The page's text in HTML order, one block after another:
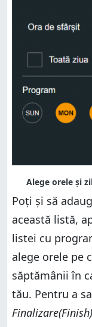
Poți și să
această listă,
listei cu
alege orele pe
săptămânii în
tău. Pentru a
Finalizare(Finish)